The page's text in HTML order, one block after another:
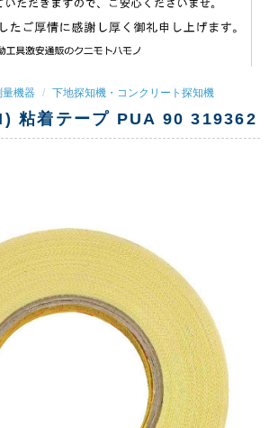
量機器 下地探知機・コンクリート探知機
粘着テープ PUA 90 319362